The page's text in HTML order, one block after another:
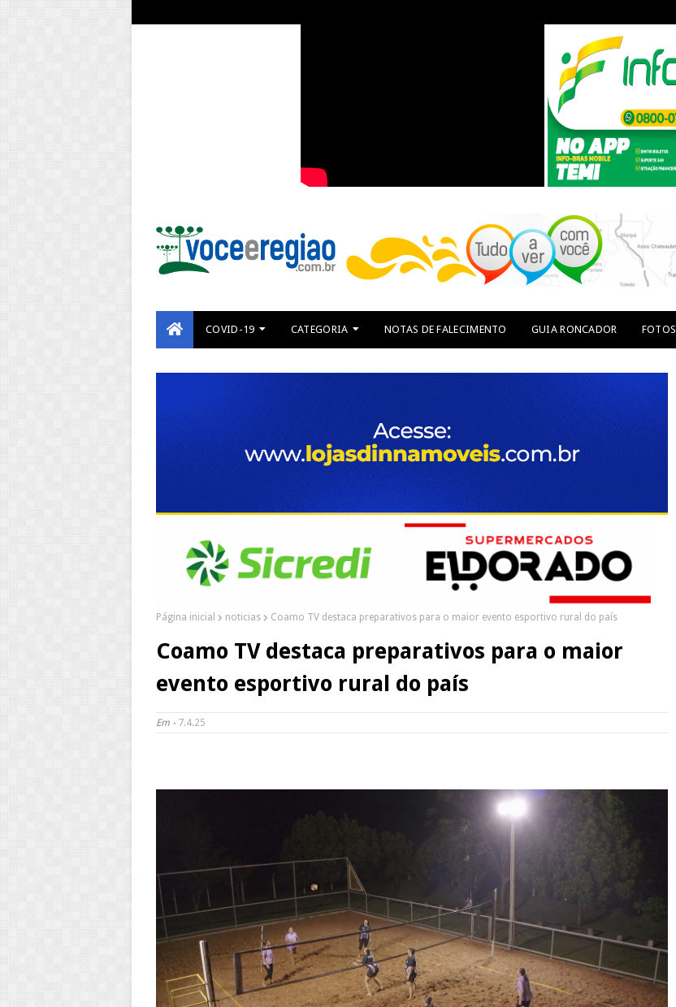
COVID-19 CATEGORIA NOTAS DE FALECIMENTO GUIA RONCADOR FOTOS
Página inicial noticias Coamo TV destaca preparativos para o maior evento esportivo rural do país
Coamo TV destaca preparativos para o maior
evento esportivo rural do país
Em - 7.4.25